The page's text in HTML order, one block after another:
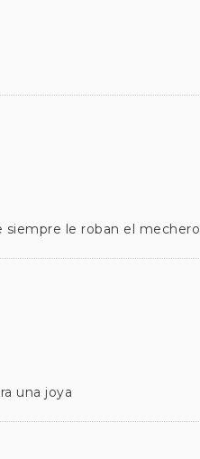
siempre le roban el mechero
una joya